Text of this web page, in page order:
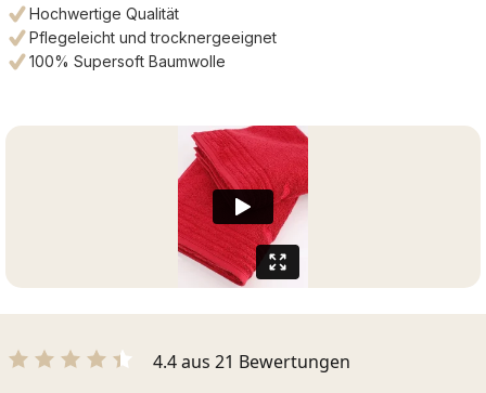
Hochwertige Qualität
Pflegeleicht und trocknergeeignet
100% Supersoft Baumwolle
4.4 aus 21 Bewertungen